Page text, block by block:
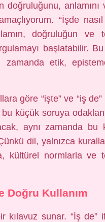
doğruluğunu, anlamını
“İşde nasıl
doğruluğun ve
başlatabilir.
zamanda etik,
göre “işte” ve “iş de”
küçük soruya
aynı zamanda bu
dil, yalnızca
kültürel normlarla ve
Doğru Kullanım
kılavuz sunar. “İş de”